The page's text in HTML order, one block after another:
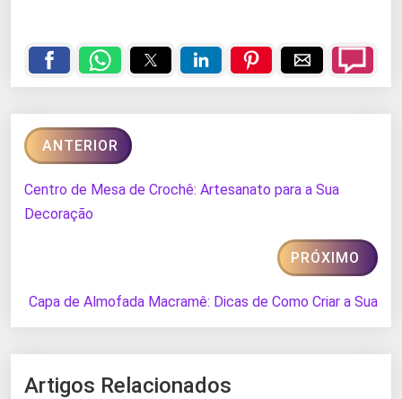
ANTERIOR
Centro de Mesa de Crochê: Artesanato para a Sua
Decoração
PRÓXIMO
Capa de Almofada Macramê: Dicas de Como Criar a Sua
Artigos Relacionados